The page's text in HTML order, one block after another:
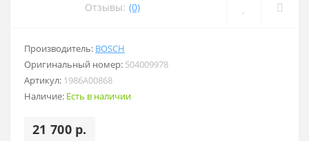
Отзывы: (0)
Производитель: BOSCH
Оригинальный номер: 504009978
Артикул: 1986A00868
Наличие: Есть в наличии
21 700 р.